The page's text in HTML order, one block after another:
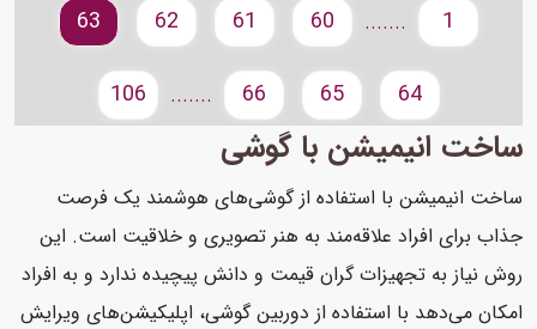
.......
60
61
62
63
64
65
66
.......
106
ساخت انیمیشن با گوشی
ساخت انیمیشن با استفاده از گوشی‌های هوشمند یک فرصت
جذاب برای افراد علاقه‌مند به هنر تصویری و خلاقیت است. این
روش نیاز به تجهیزات گران قیمت و دانش پیچیده ندارد و به افراد
امکان می‌دهد با استفاده از دوربین گوشی، اپلیکیشن‌های ویرایش